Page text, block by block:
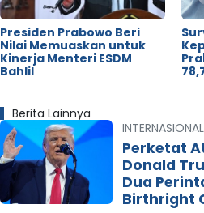
Presiden Prabowo Beri
Nilai Memuaskan untuk
Kinerja Menteri ESDM
Bahlil
Berita Lainnya
INTERNASIONAL
Perketat
Donald
Dua
Birthright